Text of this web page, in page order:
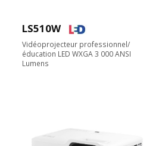
LS510W
Vidéoprojecteur professionnel/
éducation LED WXGA 3 000 ANSI
Lumens